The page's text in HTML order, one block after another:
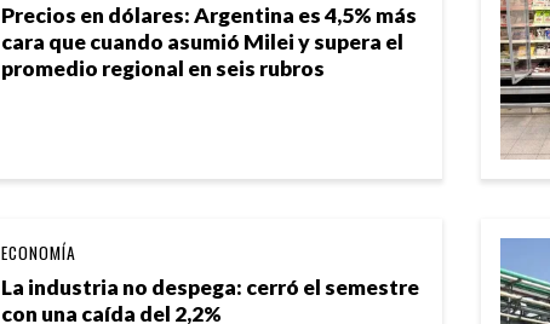
Precios en dólares: Argentina es 4,5% más
cara que cuando asumió Milei y supera el
promedio regional en seis rubros
La industria no despega: cerró el semestre
con una caída del 2,2%
ECONOMÍA